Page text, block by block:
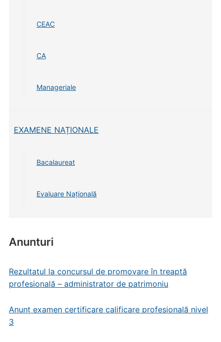
CEAC
CA
Manageriale
EXAMENE NAȚIONALE
Bacalaureat
Evaluare Națională
Anunturi
Rezultatul la concursul de promovare în treaptă
profesională – administrator de patrimoniu
Anunț examen certificare calificare profesională nivel
3